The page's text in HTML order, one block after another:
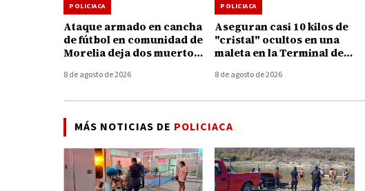
POLICIACA
Ataque armado en cancha
de fútbol en comunidad de
Morelia deja dos muertos
8 de agosto de 2026
POLICIACA
Aseguran casi 10 kilos de
"cristal" ocultos en una
maleta en la Terminal de
8 de agosto de 2026
MÁS NOTICIAS DE POLICIACA